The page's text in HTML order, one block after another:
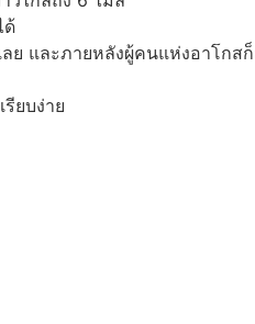
ด้
และภายหลังผู้คนแห่งอาโกส
ยบง่าย